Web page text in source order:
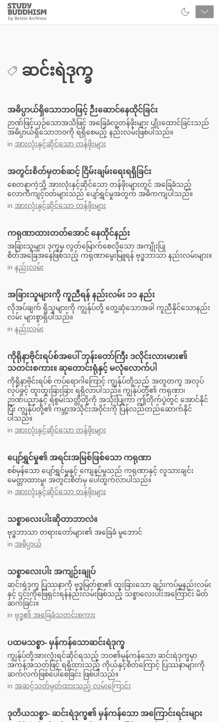
Close
Study
Buddhism
ဆင်းရဲဒုက္ခ
အဓိပ္ပာယ်ရှိသောဘဝဖြင့် ဉီးဆောင်နေထိုင်ခြင်း
ဉာဏ်ဖြင့်ယှဉ်သောအသိဖြင့် အခြေခံလူ့တန်ဖိုးများ ပျိုးထောင်ခြင်းသည်
အဓိပ္ပာယ်ရှိသောဘဝကို ရရှိစေမည့် နည်းလမ်းဖြစ်ပါသည်။
in အားလုံးနှင့်ဆိုင်သော တန်ဖိုးများ
အတွင်းစိတ်မှတစ်ဆင့် ငြိမ်းချမ်းရေးရရှိခြင်း
စေတနာကဲ့သို့ အားလုံးနှင့်ဆိုင်သော တန်ဖိုးများတွင် အခြေခံသည့်
လောကီကျင့်ဝတ်များသည် ပျော်ရွှင်မှုအတွက် အဓိကကျပါသည်။
in အားလုံးနှင့်ဆိုင်သော တန်ဖိုးများ
ကရုဏာထားတတ်အောင် နေထိုင်နည်း
အခြားသူများ ဒုက္ခမှ လွတ်မြောက်စေလိုသော အကျိုးပြု
စိတ်အခြေအနေဖြစ်သည့် ကရုဏာမွေးမြူရန် ဗုဒ္ဓဘာသာ နည်းလမ်းများ။
in နည်းလမ်း
အခြားသူများကို ကူညီရန် နည်းလမ်း ၁၁ နည်း
လိုအပ်ချက် ရှိသူများကို ကျွန်ုပ်တို့ တွေ့ဆုံသောအခါ ကူညီနိုင်သောနည်း
လမ်း များစွာရှိပါသည်။
in နည်းလမ်း
ကိုရိုနာဗိုင်းရပ်စ်အပေါ် ဘုန်းတော်ကြီး ဒလိုင်းလားမား၏
သတင်းစကား။ ဆုတောင်းရုံနှင့် မလုံလောက်ပါ
ကိုရိုနာဗိုင်းရပ်စ် ကပ်ရောဂါကြောင့် ကျွန်ုပ်တို့သည် အတူတကွ အလုပ်
လုပ်ခွင့် ထူးထူးခြားခြား ရရှိလာပါသည်။ ကျွန်ုပ်တို့၏ ကရုဏာ၊
ဉာဏ်ပညာနှင့် ရဲစွမ်းသတ္တိတို့ကို အသုံးပြုကာ ဤတိုက်ပွဲတွင် အောင်နိုင်
ပြီး ကျွန်ုပ်တို့၏ ကမ္ဘာ့အသိုင်းအဝိုင်းကို ပြန်လည်တည်ဆောက်နိုင်
ပါသည်။
in အားလုံးနှင့်ဆိုင်သော တန်ဖိုးများ
ပျော်ရွှင်မှု၏ အရင်းအမြစ်ဖြစ်သော ကရုဏာ
စစ်မှန်သော ပျော်ရွှင်မှုနှင့် ကျေနပ်မှုသည် ကရုဏာနှင့် လူသားချင်း
မေတ္တာထားမှု၊ အတွင်းစိတ်မှ ပေါ်ထွက်လာပါသည်။
in အားလုံးနှင့်ဆိုင်သော တန်ဖိုးများ
သစ္စာလေးပါးဆိုတာဘာလဲ။
ဗုဒ္ဓဘာသာ တရားတော်များ၏ အခြေခံ မူဘောင်
in အဓိပ္ပာယ်
သစ္စာလေးပါး အကျဉ်းချုပ်
ဆင်းရဲဒုက္ခ ပြဿနာကို ဗုဒ္ဓမြတ်စွာ၏ ထူးခြားသော ချဉ်းကပ်မှုနည်းလမ်း
နှင့် ၎င်းကိုဖြေရှင်းရန်နည်းလမ်းဖြစ်သည့် သစ္စာလေးပါးအကြောင်း မိတ်
ဆက်ခြင်း။
in ဗုဒ္ဓ၏ အခြေခံသတင်းစကား
ပထမသစ္စာ- မှန်ကန်သောဆင်းရဲဒုက္ခ
ကျွန်ုပ်တို့အားလုံးရင်ဆိုင်ရသည့် ဘဝ၏မှန်ကန်သော ဆင်းရဲဒုက္ခမှာ
အကန့်အသတ်ဖြင့် ရရှိထားသည့် ကိုယ်နှင့်စိတ်ကြောင့် ပြဿနာများကို
ဆက်လက်ဖြစ်ပေါ်စေခြင်း ဖြစ်ပါသည်။
in အဆင့်သတ်မှတ်ထားသည့် လမ်းကြောင်း
ဒုတိယသစ္စာ- ဆင်းရဲဒုက္ခ၏ မှန်ကန်သော အကြောင်းရင်းများ